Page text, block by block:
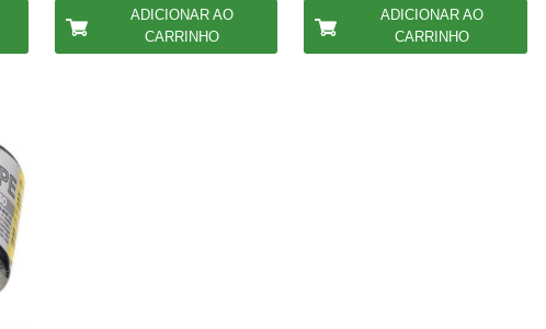
ADICIONAR AO
CARRINHO
ADICIONAR AO
CARRINHO